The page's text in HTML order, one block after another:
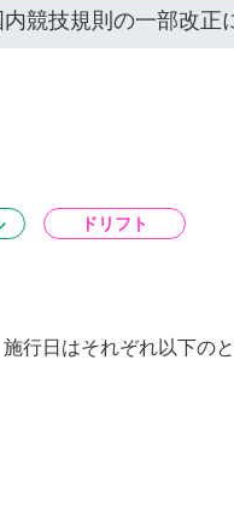
内競技規則の一部改正
ドリフト
行日はそれぞれ以下のと